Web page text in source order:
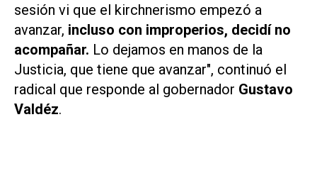
sesión vi que el kirchnerismo empezó a
avanzar, incluso con improperios, decidí no
acompañar. Lo dejamos en manos de la
Justicia, que tiene que avanzar", continuó el
radical que responde al gobernador Gustavo
Valdéz.